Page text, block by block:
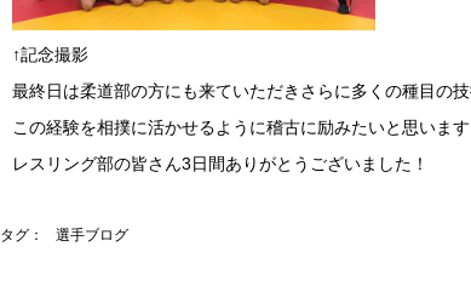
↑記念撮影
最終日は柔道部の方にも来ていただきさらに多くの種目の
この経験を相撲に活かせるように稽古に励みたいと思います
レスリング部の皆さん3日間ありがとうございました！
タグ： 選手ブログ